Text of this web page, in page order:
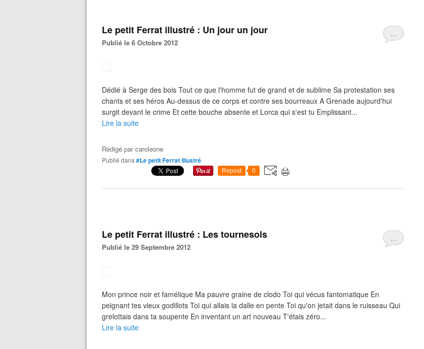
…
Le petit Ferrat illustré : Un jour un jour
Publié le 6 Octobre 2012
Dédié à Serge des bois Tout ce que l'homme fut de grand et de sublime Sa protestation ses
chants et ses héros Au-dessus de ce corps et contre ses bourreaux A Grenade aujourd'hui
surgit devant le crime Et cette bouche absente et Lorca qui s'est tu Emplissant...
Lire la suite
Rédigé parcaroleone
Publié dans#Le petit Ferrat illustré
Repost 0
…
Le petit Ferrat illustré : Les tournesols
Publié le 29 Septembre 2012
Mon prince noir et famélique Ma pauvre graine de clodo Toi qui vécus fantomatique En
peignant tes vieux godillots Toi qui allais la dalle en pente Toi qu'on jetait dans le ruisseau Qui
grelottais dans ta soupente En inventant un art nouveau T'étais zéro...
Lire la suite